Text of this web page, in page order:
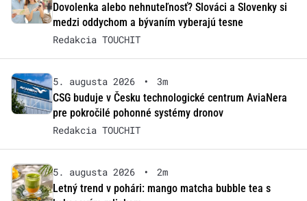
Dovolenka alebo nehnuteľnosť? Slováci a Slovenky si
medzi oddychom a bývaním vyberajú tesne
Redakcia TOUCHIT
5. augusta 2026 •
3m
CSG buduje v Česku technologické centrum AviaNera
pre pokročilé pohonné systémy dronov
Redakcia TOUCHIT
5. augusta 2026 •
2m
Letný trend v pohári: mango matcha bubble tea s